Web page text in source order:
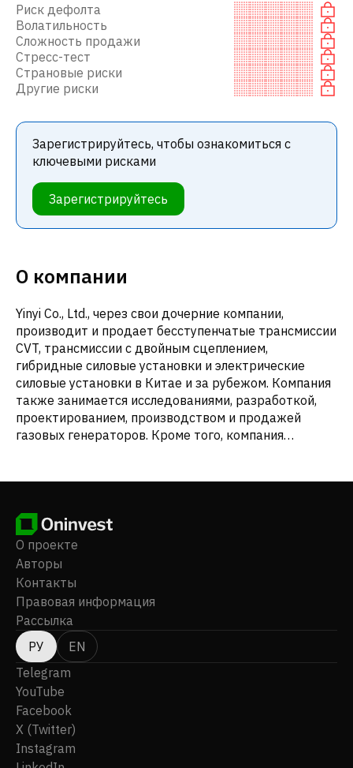
Риск дефолта
Волатильность
Сложность продажи
Стресс-тест
Страновые риски
Другие риски
Зарегистрируйтесь, чтобы ознакомиться с
ключевыми рисками
Зарегистрируйтесь
О компании
Yinyi Co., Ltd., через свои дочерние компании,
производит и продает бесступенчатые трансмиссии
CVT, трансмиссии с двойным сцеплением,
гибридные силовые установки и электрические
силовые установки в Китае и за рубежом. Компания
также занимается исследованиями, разработкой,
проектированием, производством и продажей
газовых генераторов. Кроме того, компания
офисные и гостиничные проекты, а также работает
компании находится в Нинбо, Китай.
О проекте
Авторы
Контакты
Правовая информация
Рассылка
РУ
EN
Telegram
YouTube
Facebook
X (Twitter)
Instagram